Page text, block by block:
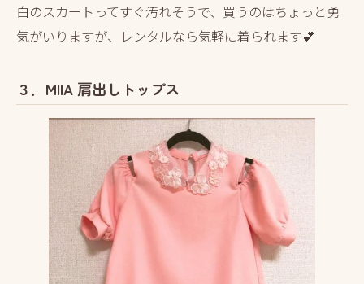
白のスカートってすぐ汚れそうで、買うのはちょっと勇
気がいりますが、レンタルなら気軽に着られます💕
３．MIIA 肩出しトップス